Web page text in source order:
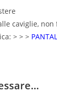
caviglie,
> > >